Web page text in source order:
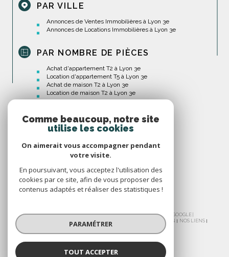
PAR VILLE
Annonces de Ventes Immobilières à Lyon 3e
Annonces de Locations Immobilières à Lyon 3e
PAR NOMBRE DE PIÈCES
Achat d'appartement T2 à Lyon 3e
Location d'appartement T5 à Lyon 3e
Achat de maison T2 à Lyon 3e
Location de maison T2 à Lyon 3e
© 2026 | TOUS DROITS RÉSERVÉS | TRADUCTION POWERED BY GOOGLE |
PLAN DU SITE ADMIN
NOS LIENS
POLITIQUE RGPD
Comme beaucoup, notre site
utilise les cookies
On aimerait vous accompagner pendant
votre visite.
En poursuivant, vous acceptez l'utilisation des
cookies par ce site, afin de vous proposer des
contenus adaptés et réaliser des statistiques !
PARAMÉTRER
TOUT ACCEPTER